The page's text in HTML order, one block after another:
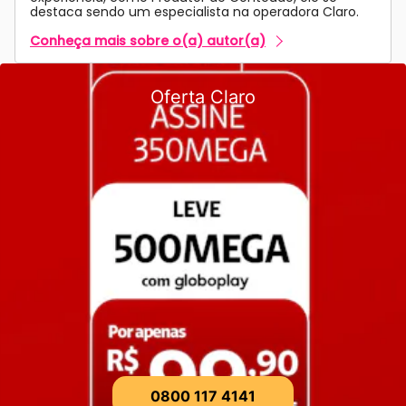
destaca sendo um especialista na operadora Claro.
Conheça mais sobre o(a) autor(a)
Oferta Claro
0800 117 4141